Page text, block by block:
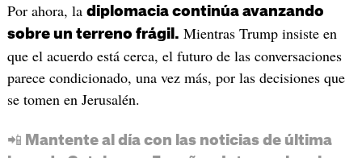
Por ahora, la diplomacia continúa avanzando
sobre un terreno frágil. Mientras Trump insiste en
que el acuerdo está cerca, el futuro de las conversaciones
parece condicionado, una vez más, por las decisiones que
se tomen en Jerusalén.
📲 Mantente al día con las noticias de última